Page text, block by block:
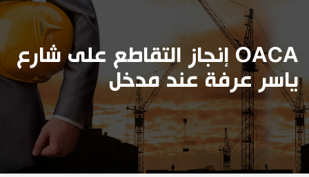
OACA إنجاز التقاطع على شارع
ياسر عرفة عند مدخل